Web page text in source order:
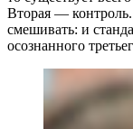
Вторая —
смешивать: и
осознанного